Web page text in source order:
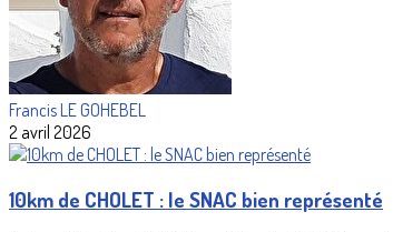
Francis LE GOHEBEL
2 avril 2026
10km de CHOLET : le SNAC bien représenté